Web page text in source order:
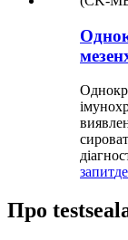
запит
Про